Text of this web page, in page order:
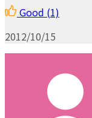
Good (1)
2012/10/15